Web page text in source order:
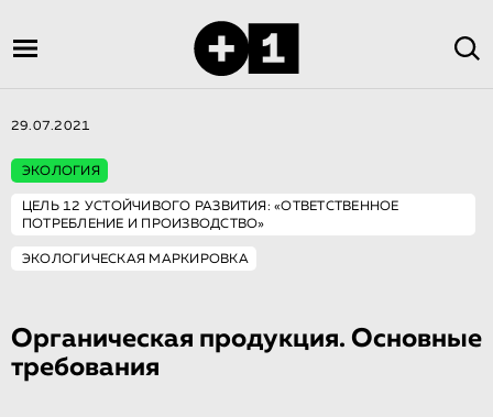
29.07.2021
ЭКОЛОГИЯ
ЦЕЛЬ 12 УСТОЙЧИВОГО РАЗВИТИЯ: «ОТВЕТСТВЕННОЕ
ПОТРЕБЛЕНИЕ И ПРОИЗВОДСТВО»
ЭКОЛОГИЧЕСКАЯ МАРКИРОВКА
Органическая продукция. Основные
требования